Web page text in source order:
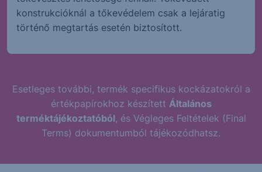
konstrukcióknál a tőkevédelem csak a lejáratig
történő megtartás esetén biztosított.
Esetleges további, termék specifikus kockázatokról a
értékpapírokhoz készített Általános
terméktájékoztatóból, és Végleges Feltételek (Final
Terms) dokumentumból tájékozódhatsz.